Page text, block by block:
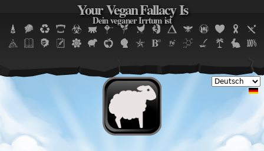
Jump to navigation
Your Vegan Fallacy Is
Dein veganer Irrtum ist